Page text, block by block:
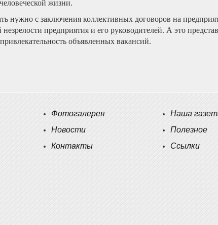
жизни.
нужно с заключения коллективных договоров на
предприятия и его руководителей. А это
объявленных вакансий.
Фотогалерея
Новости
Контакты
Наша
Полезное
Ссылки